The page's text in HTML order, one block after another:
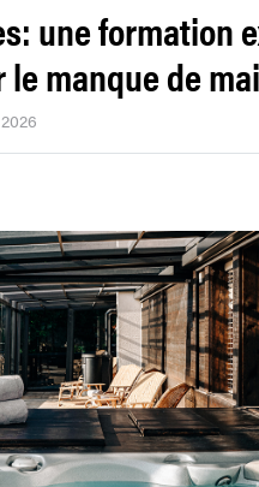
une formation
manque de